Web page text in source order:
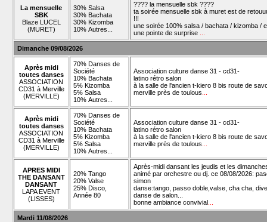
La mensuelle
SBK
Blaze LUCEL
(MURET)
30% Salsa
30% Bachata
30% Kizomba
10% Autres...
???? la mensuelle sbk ????
ta soirée mensuelle sbk à muret est de
!!!
une soirée 100% salsa / bachata / kizomba /
une pointe de surprise
Dimanche 09/08/2026
Après midi
toutes danses
ASSOCIATION
CD31 à Merville
(MERVILLE)
70% Danses de
Société
10% Bachata
5% Kizomba
5% Salsa
10% Autres...
Association culture danse 31 - cd31-
latino rétro salon
à la salle de l'ancien t-kiero 8 bis route de
merville près de toulous
Après midi
toutes danses
ASSOCIATION
CD31 à Merville
(MERVILLE)
70% Danses de
Société
10% Bachata
5% Kizomba
5% Salsa
10% Autres...
Association culture danse 31 - cd31-
latino rétro salon
à la salle de l'ancien t-kiero 8 bis route de
merville près de toulous
APRES MIDI
THE DANSANT
DANSANT
LAPA EVENT
(LISSES)
20% Tango
20% Valse
25% Disco,
Année 80
Après-midi dansant les jeudis et les
animé par orchestre ou dj. ce 08/08/2026:
simon
danse:tango, passo doble,valse, cha cha,
danse de salon...
bonne ambiance convivial
Mardi 11/08/2026